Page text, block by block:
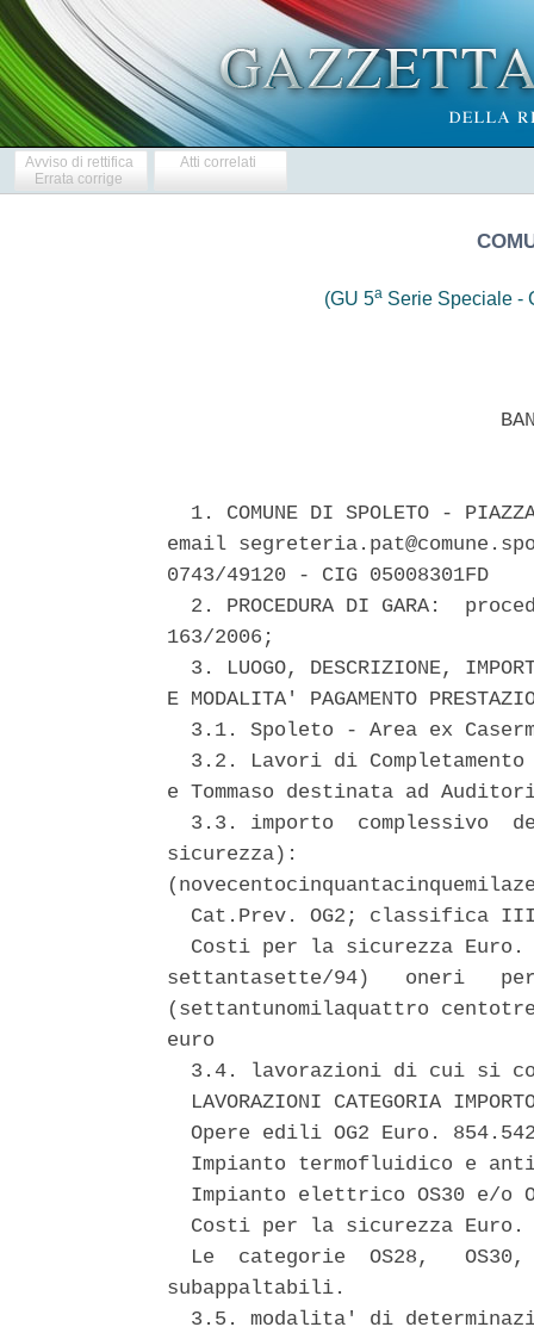
Avviso di rettifica
Errata corrige
Atti correlati
(GU 5a Serie Speciale -